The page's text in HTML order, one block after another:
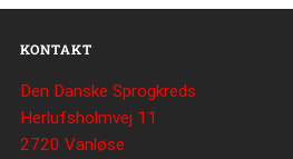
KONTAKT
Den Danske Sprogkreds
Herlufsholmvej 11
2720 Vanløse